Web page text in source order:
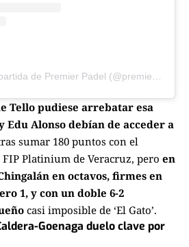
Tello pudiese arrebatar esa
Edu Alonso debían de acceder a
sumar 180 puntos con el
Platinium de Veracruz, pero en
en octavos, firmes en
1, y con un doble 6-2
casi imposible de ‘El Gato’.
Goenaga duelo clave por